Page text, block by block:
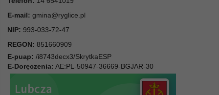
E-mail: gmina@ryglice.pl
NIP: 993-033-72-47
REGON: 851660909
E-puap: /i8743decx3/SkrytkaESP
E-Doręczenia: AE:PL-50947-36669-BGJAR-30